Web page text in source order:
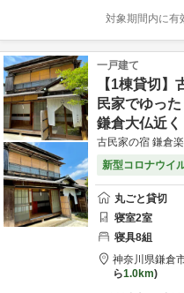
対象期間内に有
一戸建て
【1棟貸切
民家でゆっ
鎌倉大仏近く
古民家の宿 鎌倉
新型コロナウイ
丸ごと貸切
寝室2室
寝具8組
神奈川県鎌倉
ら1.0km